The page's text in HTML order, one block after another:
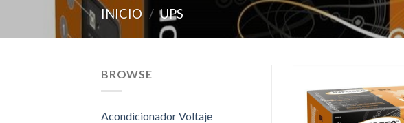
INICIO / UPS
BROWSE
Acondicionador Voltaje